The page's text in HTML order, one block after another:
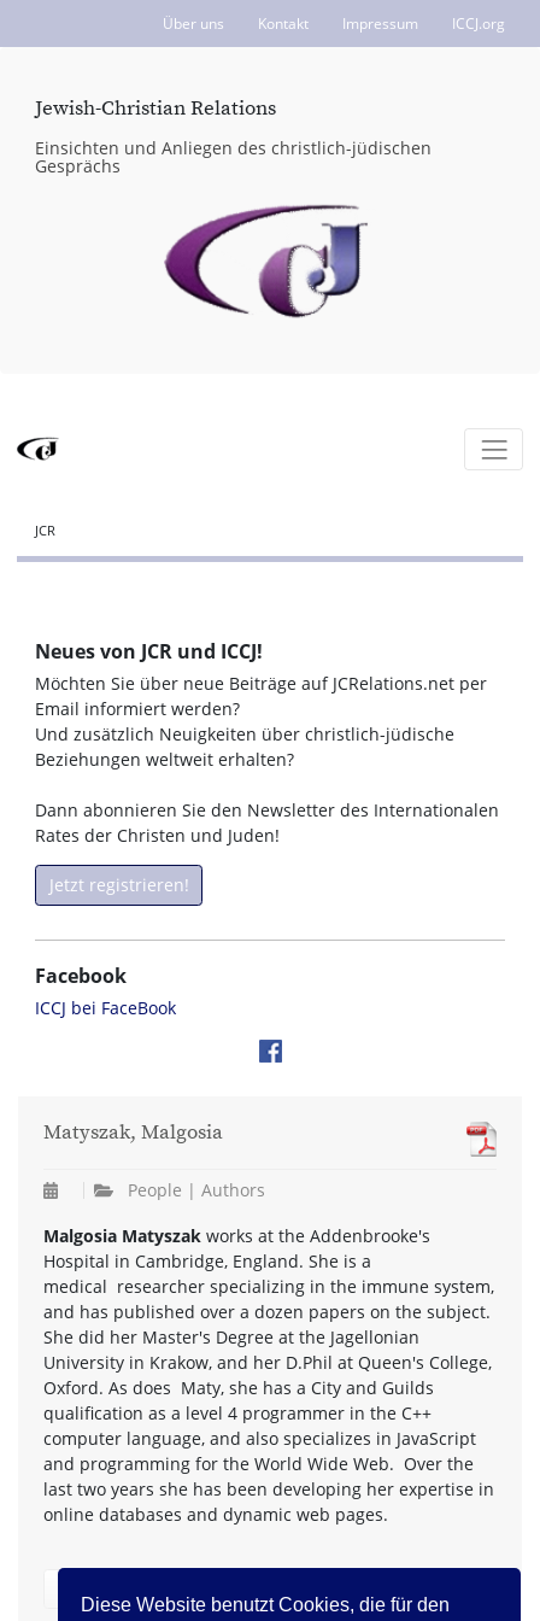
Diese Website benutzt Cookies, die für den
Über uns Kontakt Impressum ICCJ.org
Jewish-Christian Relations
Einsichten und Anliegen des christlich-jüdischen
Gesprächs
JCR
Neues von JCR und ICCJ!
Möchten Sie über neue Beiträge auf JCRelations.net per
Email informiert werden?
Und zusätzlich Neuigkeiten über christlich-jüdische
Beziehungen weltweit erhalten?
Dann abonnieren Sie den Newsletter des Internationalen
Rates der Christen und Juden!
Jetzt registrieren!
Facebook
ICCJ bei FaceBook
Matyszak, Malgosia
People | Authors
Malgosia Matyszak works at the Addenbrooke's
Hospital in Cambridge, England. She is a
medical researcher specializing in the immune system,
and has published over a dozen papers on the subject.
She did her Master's Degree at the Jagellonian
University in Krakow, and her D.Phil at Queen's College,
Oxford. As does Maty, she has a City and Guilds
qualification as a level 4 programmer in the C++
computer language, and also specializes in JavaScript
and programming for the World Wide Web. Over the
last two years she has been developing her expertise in
online databases and dynamic web pages.